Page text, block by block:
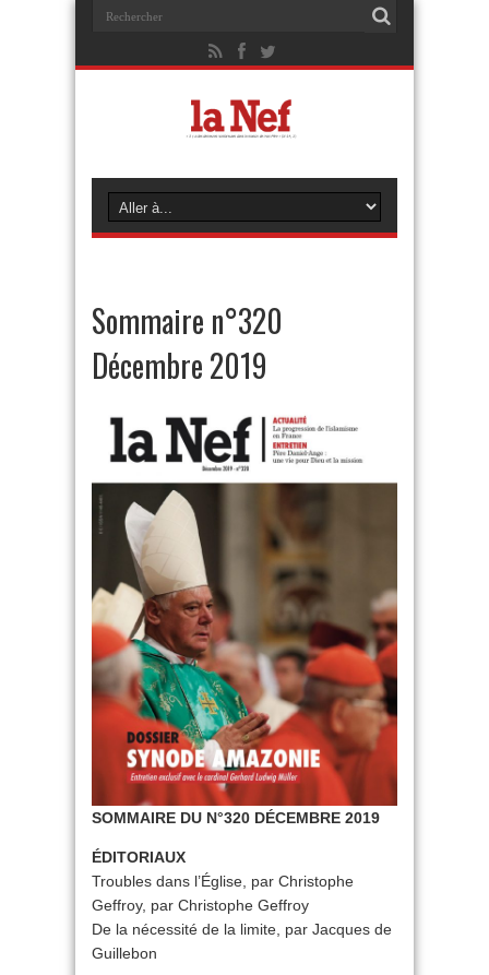
Sommaire n°320
Décembre 2019
SOMMAIRE DU N°320 DÉCEMBRE 2019
ÉDITORIAUX
Troubles dans l’Église, par Christophe
Geffroy, par Christophe Geffroy
De la nécessité de la limite, par Jacques de
Guillebon